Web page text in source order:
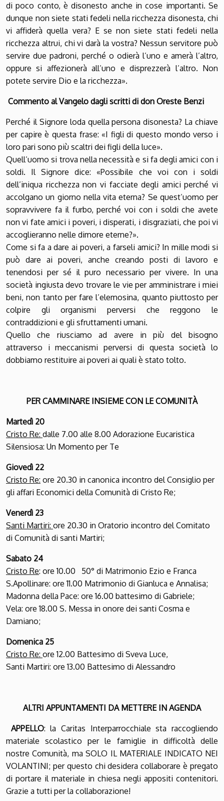
di poco conto, è disonesto anche in cose importanti. Se
dunque non siete stati fedeli nella ricchezza disonesta, chi
vi affiderà quella vera? E se non siete stati fedeli nella
ricchezza altrui, chi vi darà la vostra? Nessun servitore può
servire due padroni, perché o odierà l’uno e amerà l’altro,
oppure si affezionerà all’uno e disprezzerà l’altro. Non
potete servire Dio e la ricchezza».
Commento al Vangelo dagli scritti di don Oreste Benzi
Perché il Signore loda quella persona disonesta? La chiave
per capire è questa frase: «I figli di questo mondo verso i
loro pari sono più scaltri dei figli della luce».
Quell’uomo si trova nella necessità e si fa degli amici con i
soldi. Il Signore dice: «Possibile che voi con i soldi
dell’iniqua ricchezza non vi facciate degli amici perché vi
accolgano un giorno nella vita eterna? Se quest’uomo per
sopravvivere fa il furbo, perché voi con i soldi che avete
non vi fate amici i poveri, i disperati, i disgraziati, che poi vi
accoglieranno nelle dimore eterne?».
Come si fa a dare ai poveri, a farseli amici? In mille modi si
può dare ai poveri, anche creando posti di lavoro e
tenendosi per sé il puro necessario per vivere. In una
società ingiusta devo trovare le vie per amministrare i miei
beni, non tanto per fare l’elemosina, quanto piuttosto per
colpire gli organismi perversi che reggono le
contraddizioni e gli sfruttamenti umani.
Quello che riusciamo ad avere in più del bisogno
attraverso i meccanismi perversi di questa società lo
dobbiamo restituire ai poveri ai quali è stato tolto.
PER CAMMINARE INSIEME CON LE COMUNITÀ
Martedì 20
Cristo Re: dalle 7.00 alle 8.00 Adorazione Eucaristica
Silensiosa: Un Momento per Te
Giovedì 22
Cristo Re: ore 20.30 in canonica incontro del Consiglio per
gli affari Economici della Comunità di Cristo Re;
Venerdì 23
Santi Martiri: ore 20.30 in Oratorio incontro del Comitato
di Comunità di santi Martiri;
Sabato 24
Cristo Re: ore 10.00 50° di Matrimonio Ezio e Franca
S.Apollinare: ore 11.00 Matrimonio di Gianluca e Annalisa;
Madonna della Pace: ore 16.00 battesimo di Gabriele;
Vela: ore 18.00 S. Messa in onore dei santi Cosma e
Damiano;
Domenica 25
Cristo Re: ore 12.00 Battesimo di Sveva Luce,
Santi Martiri: ore 13.00 Battesimo di Alessandro
ALTRI APPUNTAMENTI DA METTERE IN AGENDA
APPELLO: la Caritas Interparrocchiale sta raccogliendo
materiale scolastico per le famiglie in difficoltà delle
nostre Comunità, ma SOLO IL MATERIALE INDICATO NEI
VOLANTINI; per questo chi desidera collaborare è pregato
di portare il materiale in chiesa negli appositi contenitori.
Grazie a tutti per la collaborazione!